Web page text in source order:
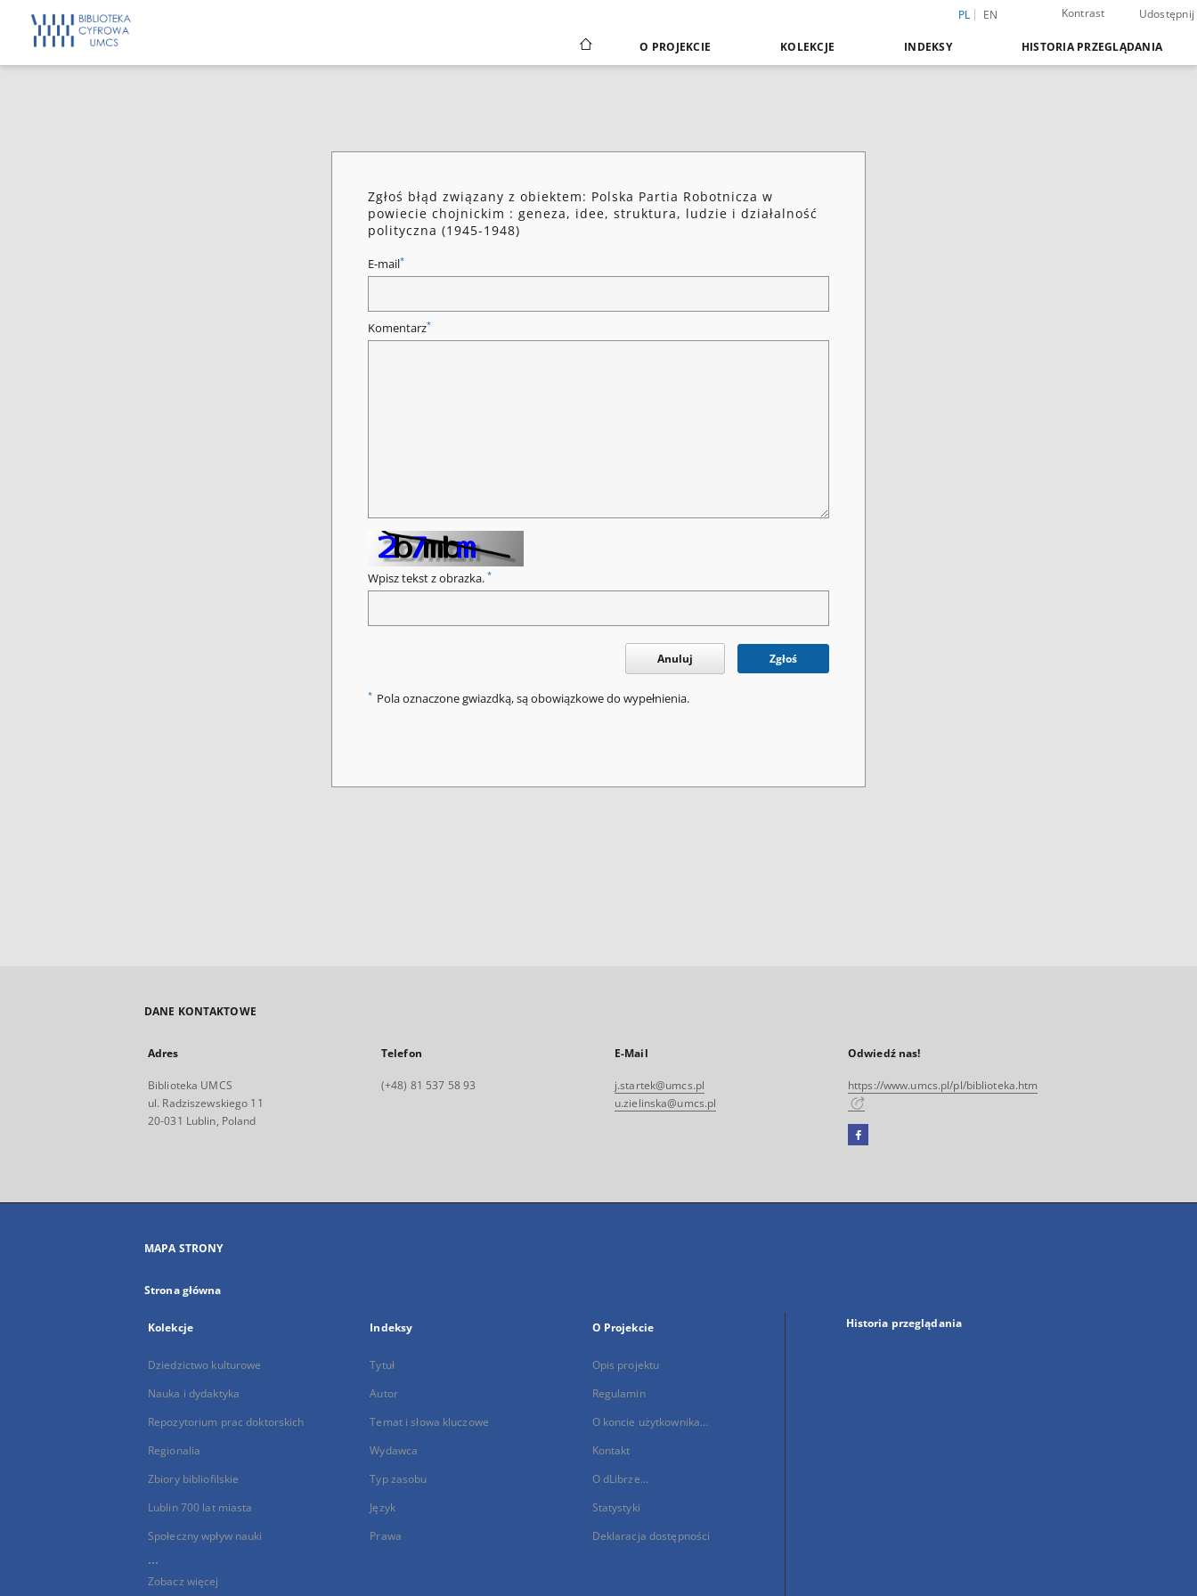
PL EN Kontrast Udostępnij
O PROJEKCIE KOLEKCJE INDEKSY HISTORIA PRZEGLĄDANIA
Zgłoś błąd związany z obiektem: Polska Partia Robotnicza w
powiecie chojnickim : geneza, idee, struktura, ludzie i działalność
polityczna (1945-1948)
E-mail*
Komentarz*
Wpisz tekst z obrazka. *
Anuluj Zgłoś
* Pola oznaczone gwiazdką, są obowiązkowe do wypełnienia.
DANE KONTAKTOWE
Adres
Biblioteka UMCS
ul. Radziszewskiego 11
20-031 Lublin, Poland
Telefon
(+48) 81 537 58 93
E-Mail
j.startek@umcs.pl
u.zielinska@umcs.pl
Odwiedź nas!
https://www.umcs.pl/pl/biblioteka.htm
Facebook
się
MAPA STRONY
Strona główna
Kolekcje
Dziedzictwo kulturowe
Nauka i dydaktyka
Repozytorium prac doktorskich
Regionalia
Zbiory bibliofilskie
Lublin 700 lat miasta
Społeczny wpływ nauki
...
Zobacz więcej
Indeksy
Tytuł
Autor
Temat i słowa kluczowe
Wydawca
Typ zasobu
Język
Prawa
O Projekcie
Opis projektu
Regulamin
O koncie użytkownika...
Kontakt
O dLibrze...
Statystyki
Deklaracja dostępności
Historia przeglądania